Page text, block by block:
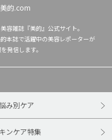
的.com
容雑誌『美的』公式サイト。
本誌で活躍中の美容レポーターが
発信します。
み別ケア
ンケア特集